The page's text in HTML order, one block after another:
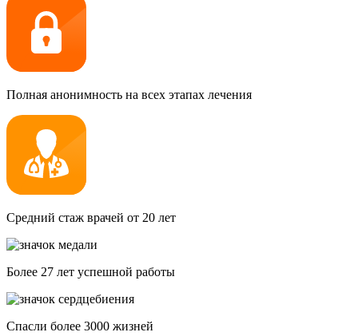
Полная анонимность на всех этапах лечения
Средний стаж врачей от 20 лет
Более 27 лет успешной работы
Спасли более 3000 жизней